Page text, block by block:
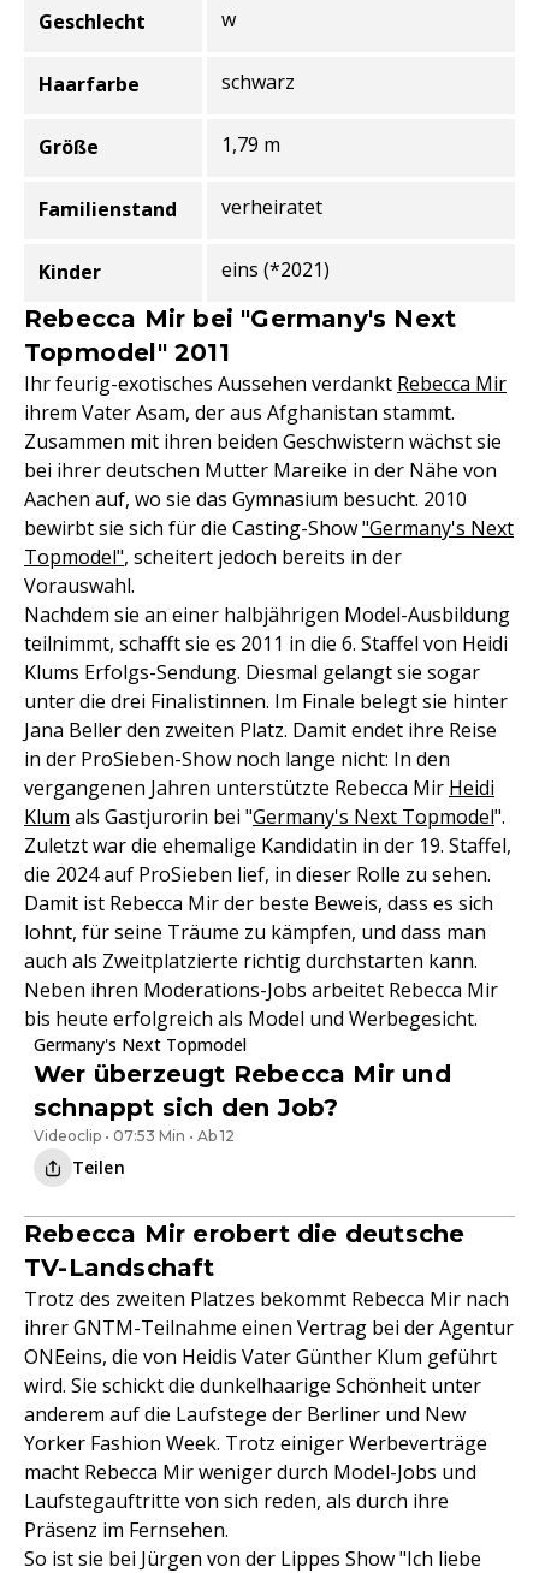
Geschlecht
Haarfarbe
Größe
Familienstand
Kinder
w
schwarz
1,79 m
verheiratet
eins (*2021)
Rebecca Mir bei "Germany's Next
Topmodel" 2011
Ihr feurig-exotisches Aussehen verdankt Rebecca Mir
ihrem Vater Asam, der aus Afghanistan stammt.
Zusammen mit ihren beiden Geschwistern wächst sie
bei ihrer deutschen Mutter Mareike in der Nähe von
Aachen auf, wo sie das Gymnasium besucht. 2010
bewirbt sie sich für die Casting-Show"Germany's Next
Topmodel", scheitert jedoch bereits in der
Vorauswahl.
Nachdem sie an einer halbjährigen Model-Ausbildung
teilnimmt, schafft sie es 2011 in die 6. Staffel von Heidi
Klums Erfolgs-Sendung. Diesmal gelangt sie sogar
unter die drei Finalistinnen. Im Finale belegt sie hinter
Jana Beller den zweiten Platz. Damit endet ihre Reise
in der ProSieben-Show noch lange nicht: In den
vergangenen Jahren unterstützte Rebecca Mir Heidi
Klum als Gastjurorin bei "Germany's Next Topmodel".
Zuletzt war die ehemalige Kandidatin in der 19. Staffel,
die 2024 auf ProSieben lief, in dieser Rolle zu sehen.
Damit ist Rebecca Mir der beste Beweis, dass es sich
lohnt, für seine Träume zu kämpfen, und dass man
auch als Zweitplatzierte richtig durchstarten kann.
Neben ihren Moderations-Jobs arbeitet Rebecca Mir
bis heute erfolgreich als Model und Werbegesicht.
Germany's Next Topmodel
Wer überzeugt Rebecca Mir und
schnappt sich den Job?
Videoclip • 07:53 Min • Ab 12
Teilen
Rebecca Mir erobert die deutsche
TV-Landschaft
Trotz des zweiten Platzes bekommt Rebecca Mir nach
ihrer GNTM-Teilnahme einen Vertrag bei der Agentur
ONEeins, die von Heidis Vater Günther Klum geführt
wird. Sie schickt die dunkelhaarige Schönheit unter
anderem auf die Laufstege der Berliner und New
Yorker Fashion Week. Trotz einiger Werbeverträge
macht Rebecca Mir weniger durch Model-Jobs und
Laufstegauftritte von sich reden, als durch ihre
Präsenz im Fernsehen.
So ist sie bei Jürgen von der Lippes Show "Ich liebe